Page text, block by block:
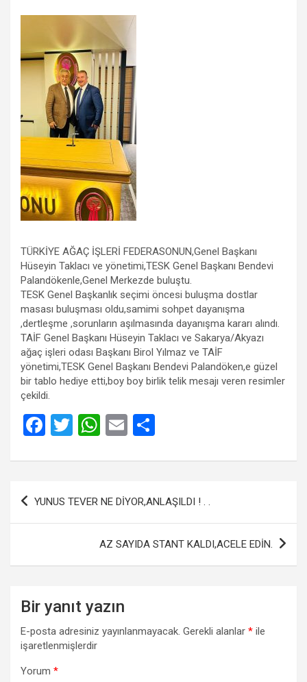
TÜRKİYE AĞAÇ İŞLERİ FEDERASONUN,Genel Başkanı
Hüseyin Taklacı ve yönetimi,TESK Genel Başkanı Bendevi
Palandökenle,Genel Merkezde buluştu.
TESK Genel Başkanlık seçimi öncesi buluşma dostlar
masası buluşması oldu,samimi sohpet dayanışma
,dertleşme ,sorunların aşılmasında dayanışma kararı alındı.
TAİF Genel Başkanı Hüseyin Taklacı ve Sakarya/Akyazı
ağaç işleri odası Başkanı Birol Yılmaz ve TAİF
yönetimi,TESK Genel Başkanı Bendevi Palandöken,e güzel
bir tablo hediye etti,boy boy birlik telik mesajı veren resimler
çekildi.
F
ce
b
o
T
tt
er
W
at
s
A
p
p
E
ail ar
e
Yazı
YUNUS TEVER NE DİYOR,ANLAŞILDI ! . .
AZ SAYIDA STANT KALDI,ACELE EDİN.
Bir yanıt yazın
E-posta adresiniz yayınlanmayacak. Gerekli alanlar * ile
işaretlenmişlerdir
Yorum *